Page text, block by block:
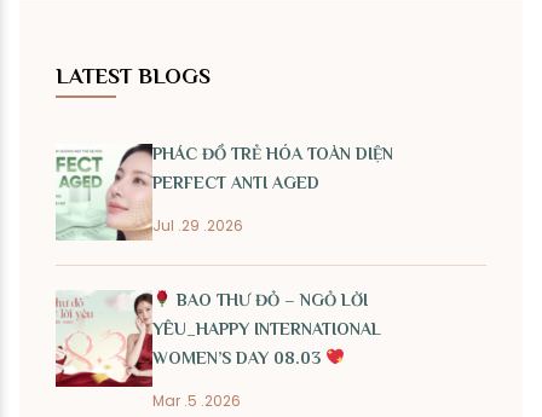
LATEST BLOGS
PHÁC ĐỒ TRẺ HÓA TOÀN DIỆN
PERFECT ANTI AGED
Jul .29 .2026
BAO THƯ ĐỎ – NGỎ LỜI
YÊU_HAPPY INTERNATIONAL
WOMEN’S DAY 08.03
Mar .5 .2026